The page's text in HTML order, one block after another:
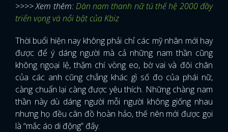
>>>> Xem thêm:Dàn nam thanh nữ tú thế hệ 2000 đầy
triển vọng và nổi bật của Kbiz
Thời buổi hiện nay không phải chỉ các mỹ nhân mới hay
được để ý dáng người mà cả những nam thần cũng
không ngoại lệ, thậm chí vòng eo, bờ vai và đôi chân
của các anh cũng chẳng khác gì số đo của phái nữ,
càng chuẩn lại càng được yêu thích. Những chàng nam
thần này dù dáng người mỗi người không giống nhau
nhưng họ đều cân đồ hoàn hảo, thế nên mới được gọi
là “mắc áo di động” đấy.